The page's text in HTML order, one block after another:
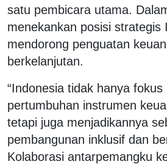
satu pembicara utama.
menekankan posisi strategis
mendorong penguatan
berkelanjutan.
“Indonesia tidak hanya fokus
pertumbuhan instrumen
tetapi juga menjadikannya
pembangunan inklusif dan
Kolaborasi antarpemangku